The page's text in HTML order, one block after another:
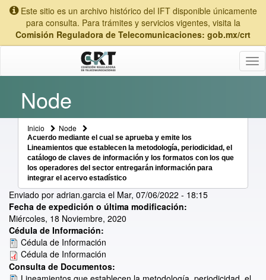
Este sitio es un archivo histórico del IFT disponible únicamente
para consulta. Para trámites y servicios vigentes, visita la
Comisión Reguladora de Telecomunicaciones: gob.mx/crt
Node
Inicio Node
Acuerdo mediante el cual se aprueba y emite los
Lineamientos que establecen la metodología, periodicidad, el
catálogo de claves de información y los formatos con los que
los operadores del sector entregarán información para
integrar el acervo estadístico
Enviado por adrian.garcia el Mar, 07/06/2022 - 18:15
Fecha de expedición o última modificación:
Miércoles, 18 Noviembre, 2020
Cédula de Información:
Cédula de Información
Cédula de Información
Consulta de Documentos: